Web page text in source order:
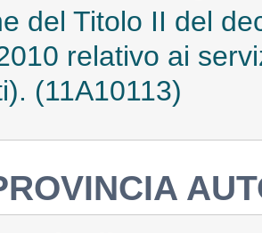
del Titolo II del
relativo ai
(11A10113)